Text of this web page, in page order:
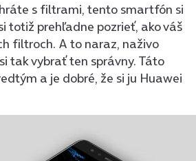
s filtrami, tento smartfón si
totiž prehľadne pozrieť, ako váš
filtroch. A to naraz, naživo
tak vybrať ten správny. Táto
a je dobré, že si ju Huawei